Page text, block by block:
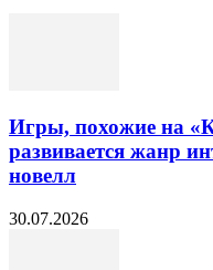
Игры, похожие на
развивается жанр
новелл
30.07.2026